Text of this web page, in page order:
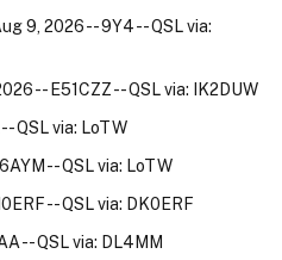
9, 2026 -- 9Y4 -- QSL via:
-- E51CZZ -- QSL via: IK2DUW
QSL via: LoTW
-- QSL via: LoTW
-- QSL via: DK0ERF
-- QSL via: DL4MM